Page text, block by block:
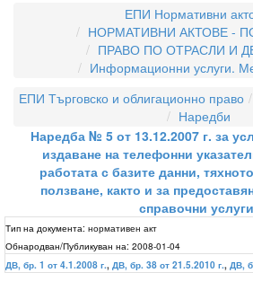
ЕПИ Нормативни
НОРМАТИВНИ АКТОВЕ -
ПРАВО ПО ОТРАСЛИ И
Информационни услуги.
ЕПИ Търговско и облигационно право
Наредби
Наредба № 5 от 13.12.2007 г. за
издаване на телефонни
работата с базите данни,
ползване, както и за
справочни услуги
Тип на документа: нормативен акт
Обнародван/Публикуван на: 2008-01-04
ДВ, бр. 1 от 4.1.2008 г., ДВ, бр. 38 от 21.5.2010 г., ДВ,